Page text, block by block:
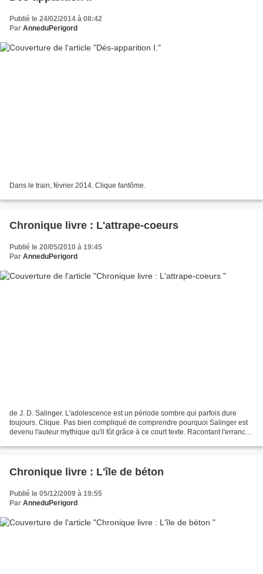
Publié le 24/02/2014 à 08:42
Par AnneduPerigord
Dans le train, février 2014. Clique fantôme.
Chronique livre : L'attrape-coeurs
Publié le 20/05/2010 à 19:45
Par AnneduPerigord
de J. D. Salinger. L'adolescence est un période sombre qui parfois dure
toujours. Clique. Pas bien compliqué de comprendre pourquoi Salinger est
devenu l'auteur mythique qu'il fût grâce à ce court texte. Racontant l'errance
Chronique livre : L'île de béton
Publié le 05/12/2009 à 19:55
Par AnneduPerigord